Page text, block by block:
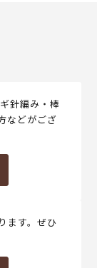
針編み・棒
などがござ
ます。ぜひ